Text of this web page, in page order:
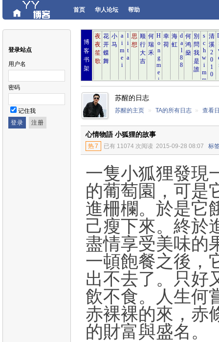
首页 华人论坛 帮助
登录站点
用户名
密码
记住我
博
客
书
架
苏醒的日志
苏醒的主页 » TA的所有日志 » 查看
心情物語 小狐狸的故事
热7 已有 11074 次阅读 2015-09-28 08:07 标
一隻小狐狸發現
的葡萄園，可是
進柵欄。於是它
己瘦下來。終於
盡情享受美味的
一頓飽餐之後，
出不去了。只好
飲不食。人生何
赤裸裸的來，赤
的財富與盛名。